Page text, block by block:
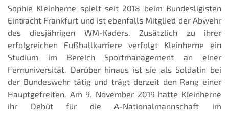
Sophie Kleinherne spielt seit 2018 beim Bundesligisten
Eintracht Frankfurt und ist ebenfalls Mitglied der Abwehr
des diesjährigen WM-Kaders. Zusätzlich zu ihrer
erfolgreichen Fußballkarriere verfolgt Kleinherne ein
Studium im Bereich Sportmanagement an einer
Fernuniversität. Darüber hinaus ist sie als Soldatin bei
der Bundeswehr tätig und trägt derzeit den Rang einer
Hauptgefreiten. Am 9. November 2019 hatte Kleinherne
ihr Debüt für die A-Nationalmannschaft im